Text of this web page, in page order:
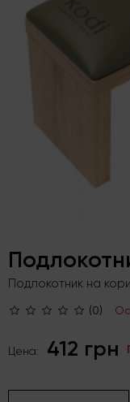
Подлокотник на
(0)
Цена: 412 грн